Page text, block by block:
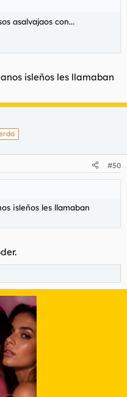
asalvajaos con...
isleños les llamaban
#50
isleños les llamaban